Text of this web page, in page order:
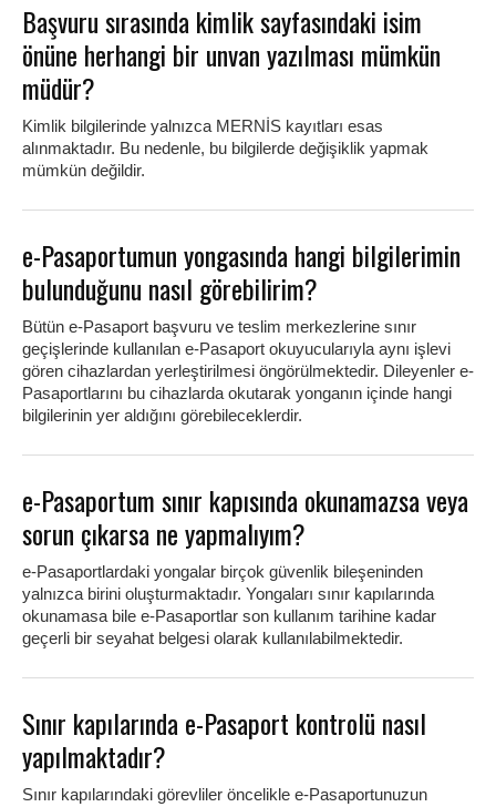
Başvuru sırasında kimlik sayfasındaki isim
önüne herhangi bir unvan yazılması mümkün
müdür?
Kimlik bilgilerinde yalnızca MERNİS kayıtları esas
alınmaktadır. Bu nedenle, bu bilgilerde değişiklik yapmak
mümkün değildir.
e-Pasaportumun yongasında hangi bilgilerimin
bulunduğunu nasıl görebilirim?
Bütün e-Pasaport başvuru ve teslim merkezlerine sınır
geçişlerinde kullanılan e-Pasaport okuyucularıyla aynı işlevi
gören cihazlardan yerleştirilmesi öngörülmektedir. Dileyenler e-
Pasaportlarını bu cihazlarda okutarak yonganın içinde hangi
bilgilerinin yer aldığını görebileceklerdir.
e-Pasaportum sınır kapısında okunamazsa veya
sorun çıkarsa ne yapmalıyım?
e-Pasaportlardaki yongalar birçok güvenlik bileşeninden
yalnızca birini oluşturmaktadır. Yongaları sınır kapılarında
okunamasa bile e-Pasaportlar son kullanım tarihine kadar
geçerli bir seyahat belgesi olarak kullanılabilmektedir.
Sınır kapılarında e-Pasaport kontrolü nasıl
yapılmaktadır?
Sınır kapılarındaki görevliler öncelikle e-Pasaportunuzun